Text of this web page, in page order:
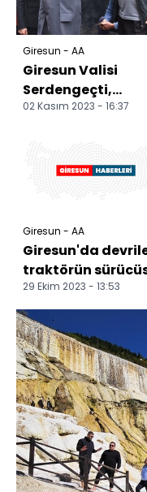
Giresun - AA
Giresun Valisi
Serdengeçti,
Görele'yi ziyaret
02 Kasım 2023 - 16:37
Giresun - AA
Giresun'da
traktörün
hayatını kaybetti
29 Ekim 2023 - 13:53